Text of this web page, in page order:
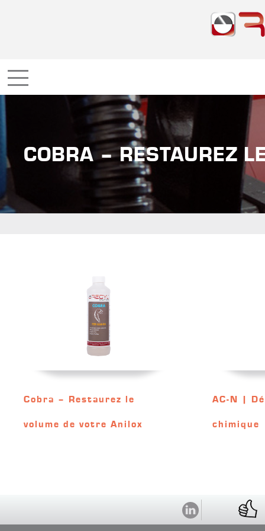
COBRA – RESTAUREZ
Cobra – Restaurez le
volume de votre Anilox
AC-N |
chimique